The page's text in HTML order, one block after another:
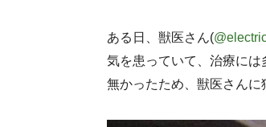
ある日、獣医さん(
気を患っていて、治療に
無かったため、獣医さんに